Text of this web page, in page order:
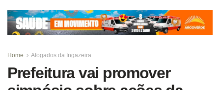
Home Afogados da Ingazeira
Prefeitura vai promover